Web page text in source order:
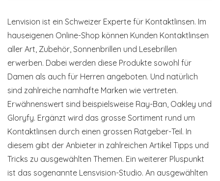
Lenvision ist ein Schweizer Experte für Kontaktlinsen. Im
hauseigenen Online-Shop können Kunden Kontaktlinsen
aller Art, Zubehör, Sonnenbrillen und Lesebrillen
erwerben. Dabei werden diese Produkte sowohl für
Damen als auch für Herren angeboten. Und natürlich
sind zahlreiche namhafte Marken wie vertreten.
Erwähnenswert sind beispielsweise Ray-Ban, Oakley und
Gloryfy. Ergänzt wird das grosse Sortiment rund um
Kontaktlinsen durch einen grossen Ratgeber-Teil. In
diesem gibt der Anbieter in zahlreichen Artikel Tipps und
Tricks zu ausgewählten Themen. Ein weiterer Pluspunkt
ist das sogenannte Lensvision-Studio. An ausgewählten